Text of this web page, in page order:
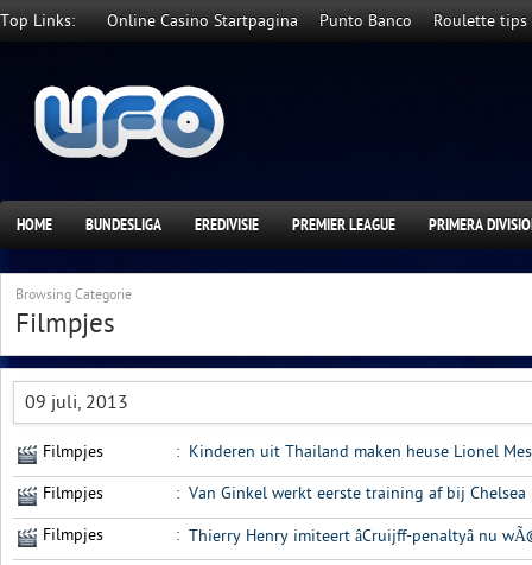
Top Links: Online Casino Startpagina Punto Banco Roulette tips
HOME BUNDESLIGA EREDIVISIE PREMIER LEAGUE PRIMERA
Browsing Categorie
Filmpjes
09 juli, 2013
Filmpjes : Kinderen uit Thailand maken heuse Lionel
Filmpjes : Van Ginkel werkt eerste training af bij Chelsea
Filmpjes : Thierry Henry imiteert âCruijff-penaltyâ nu